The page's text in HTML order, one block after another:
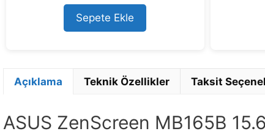
t
o
f
5
Sepete Ekle
Açıklama Teknik Özellikler Taksit
ASUS ZenScreen MB165B